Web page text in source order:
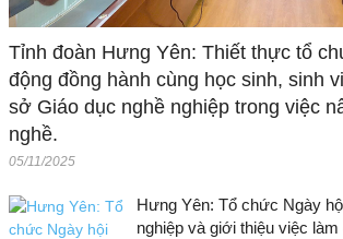
Tỉnh đoàn Hưng Yên: Thiết thực tổ
động đồng hành cùng học sinh, sinh
sở Giáo dục nghề nghiệp trong việc
nghề.
05/11/2025
Hưng Yên: Tổ chức Ngày
nghiệp và giới thiệu việc